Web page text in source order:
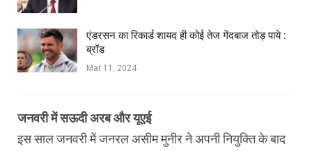
एंडरसन का रिकार्ड शायद ही कोई तेज गेंदबाज तोड़ पाये :
ब्रॉड
Mar 11, 2024
जनवरी में सऊदी अरब और यूएई
इस साल जनवरी में जनरल असीम मुनीर ने अपनी नियुक्ति के बाद